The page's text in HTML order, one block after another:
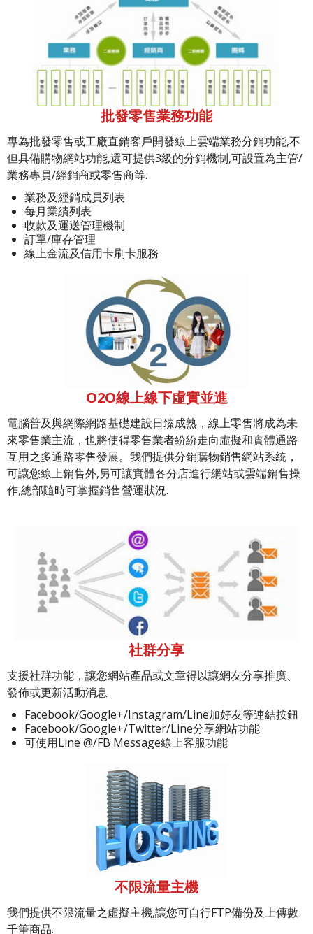
批發零售業務功能
專為批發零售或工廠直銷客戶開發線上雲端業務分銷功能,不
但具備購物網站功能,還可提供3級的分銷機制,可設置為主管/
業務專員/經銷商或零售商等.
業務及經銷成員列表
每月業績列表
收款及運送管理機制
訂單/庫存管理
線上金流及信用卡刷卡服務
O2O線上線下虛實並進
電腦普及與網際網路基礎建設日臻成熟，線上零售將成為未
來零售業主流，也將使得零售業者紛紛走向虛擬和實體通路
互用之多通路零售發展。我們提供分銷購物銷售網站系統，
可讓您線上銷售外,另可讓實體各分店進行網站或雲端銷售操
作,總部隨時可掌握銷售營運狀況.
社群分享
支援社群功能，讓您網站產品或文章得以讓網友分享推廣、
發佈或更新活動消息
Facebook/Google+/Instagram/Line加好友等連結按鈕
Facebook/Google+/Twitter/Line分享網站功能
可使用Line @/FB Message線上客服功能
不限流量主機
我們提供不限流量之虛擬主機,讓您可自行FTP備份及上傳數
千筆商品.